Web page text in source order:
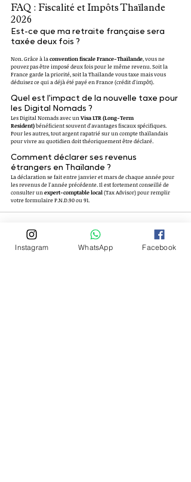
FAQ : Fiscalité et Impôts Thaïlande
2026
Est-ce que ma retraite française sera
taxée deux fois ?
Non. Grâce à la convention fiscale France-Thaïlande, vous ne
pouvez pas être imposé deux fois pour le même revenu. Soit la
France garde la priorité, soit la Thaïlande vous taxe mais vous
déduisez ce qui a déjà été payé en France (crédit d'impôt).
Quel est l'impact de la nouvelle taxe pour
les Digital Nomads ?
Les Digital Nomads avec un Visa LTR (Long-Term
Resident) bénéficient souvent d'avantages fiscaux spécifiques.
Pour les autres, tout argent rapatrié sur un compte thaïlandais
pour vivre au quotidien doit théoriquement être déclaré.
Comment déclarer ses revenus
étrangers en Thaïlande ?
La déclaration se fait entre janvier et mars de chaque année pour
les revenus de l'année précédente. Il est fortement conseillé de
consulter un expert-comptable local (Tax Advisor) pour remplir
votre formulaire P.N.D.90 ou 91.
Instagram WhatsApp Facebook